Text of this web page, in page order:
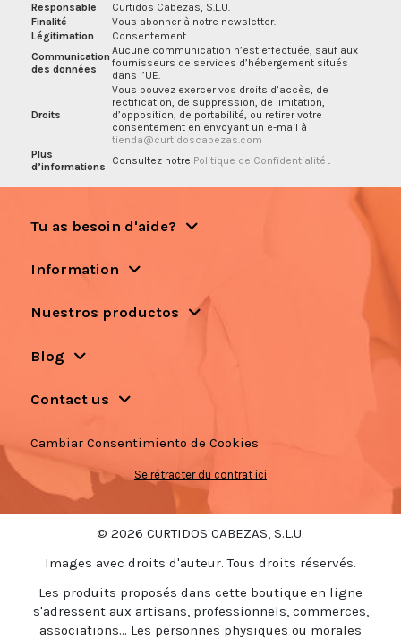
Responsable
Curtidos Cabezas, S.L.U.
Finalité
Vous abonner à notre newsletter.
Légitimation
Consentement
Communication
des données
Aucune communication n’est effectuée, sauf aux
fournisseurs de services d’hébergement situés
dans l’UE.
Droits
Vous pouvez exercer vos droits d’accès, de
rectification, de suppression, de limitation,
d’opposition, de portabilité, ou retirer votre
consentement en envoyant un e-mail à
tienda@curtidoscabezas.com
Plus
d’informations
Consultez notre Politique de Confidentialité .
Tu as besoin d'aide?
Information
Nuestros productos
Blog
Contact us
Cambiar Consentimiento de Cookies
Se rétracter du contrat ici
© 2026 CURTIDOS CABEZAS, S.L.U.
Images avec droits d'auteur. Tous droits réservés.
Les produits proposés dans cette boutique en ligne
s'adressent aux artisans, professionnels, commerces,
associations... Les personnes physiques ou morales